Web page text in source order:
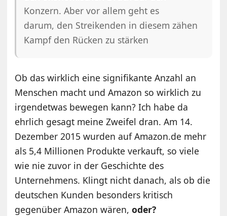
Konzern. Aber vor allem geht es
darum, den Streikenden in diesem zähen
Kampf den Rücken zu stärken
Ob das wirklich eine signifikante Anzahl an
Menschen macht und Amazon so wirklich zu
irgendetwas bewegen kann? Ich habe da
ehrlich gesagt meine Zweifel dran. Am 14.
Dezember 2015 wurden auf Amazon.de mehr
als 5,4 Millionen Produkte verkauft, so viele
wie nie zuvor in der Geschichte des
Unternehmens. Klingt nicht danach, als ob die
deutschen Kunden besonders kritisch
gegenüber Amazon wären,oder?